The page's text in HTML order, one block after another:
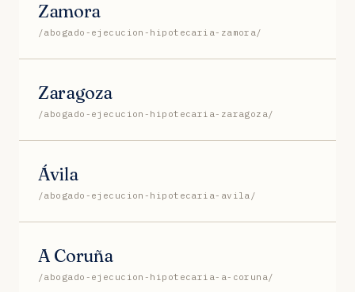
Zamora
/abogado-ejecucion-hipotecaria-zamora/
Zaragoza
/abogado-ejecucion-hipotecaria-zaragoza/
Ávila
/abogado-ejecucion-hipotecaria-avila/
A Coruña
/abogado-ejecucion-hipotecaria-a-coruna/